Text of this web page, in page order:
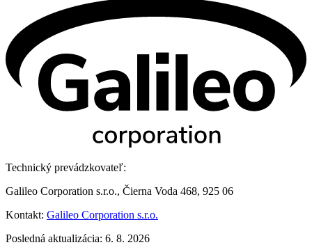
Technický prevádzkovateľ:
Galileo Corporation s.r.o., Čierna Voda 468, 925 06
Kontakt: Galileo Corporation s.r.o.
Posledná aktualizácia: 6. 8. 2026